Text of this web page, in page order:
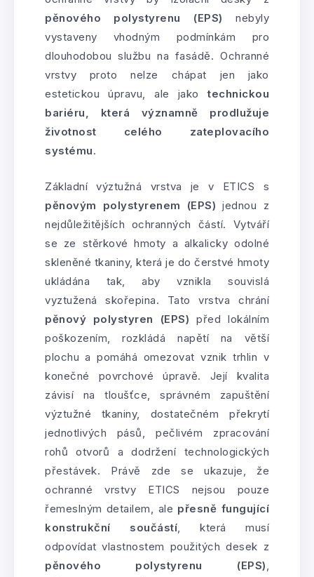
pěnového polystyrenu (EPS) nebyly
vystaveny vhodným podmínkám pro
dlouhodobou službu na fasádě. Ochranné
vrstvy proto nelze chápat jen jako
estetickou úpravu, ale jakotechnickou
bariéru, která významně prodlužuje
životnost celého zateplovacího
systému.
Základní výztužná vrstva je v ETICS s
pěnovým polystyrenem (EPS) jednou z
nejdůležitějších ochranných částí. Vytváří
se ze stěrkové hmoty a alkalicky odolné
skleněné tkaniny, která je do čerstvé hmoty
ukládána tak, aby vznikla souvislá
vyztužená skořepina. Tato vrstva chrání
pěnový polystyren (EPS) před lokálním
poškozením, rozkládá napětí na větší
plochu a pomáhá omezovat vznik trhlin v
konečné povrchové úpravě. Její kvalita
závisí na tloušťce, správném zapuštění
výztužné tkaniny, dostatečném překrytí
jednotlivých pásů, pečlivém zpracování
rohů otvorů a dodržení technologických
přestávek. Právě zde se ukazuje, že
ochranné vrstvy ETICS nejsou pouze
řemeslným detailem, ale přesně fungující
konstrukční součástí, která musí
odpovídat vlastnostem použitých desek z
pěnového polystyrenu (EPS),